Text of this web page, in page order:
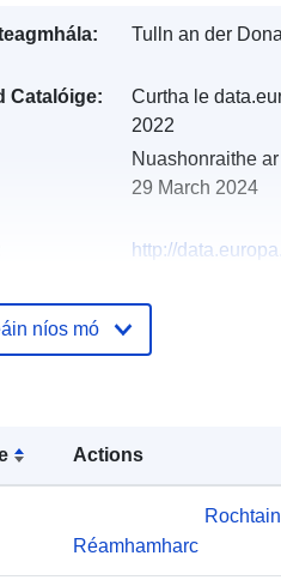
Actions
Rochtain
Réamhamharc
Tulln an der
Catalóige: Curtha le
2022
Nuashonraithe
29 March 2024
http://
donau-2012
níos mó